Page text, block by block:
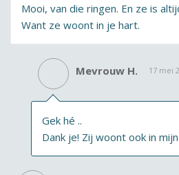
Mooi, van die ringen. En ze is
Want ze woont in je hart.
Mevrouw H. 17 mei
Gek hé ..
Dank je! Zij woont ook in